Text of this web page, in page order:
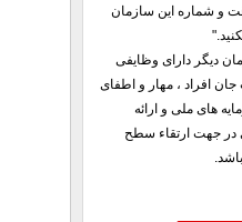
و شماره این سازمان
دیگر دارای وظایفی
افراد ، مهار و اطفای
های ملی و ارائه
جهت ارتقاء سطح